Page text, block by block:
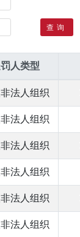
查询
人类型
法人组织
法人组织
法人组织
法人组织
法人组织
法人组织